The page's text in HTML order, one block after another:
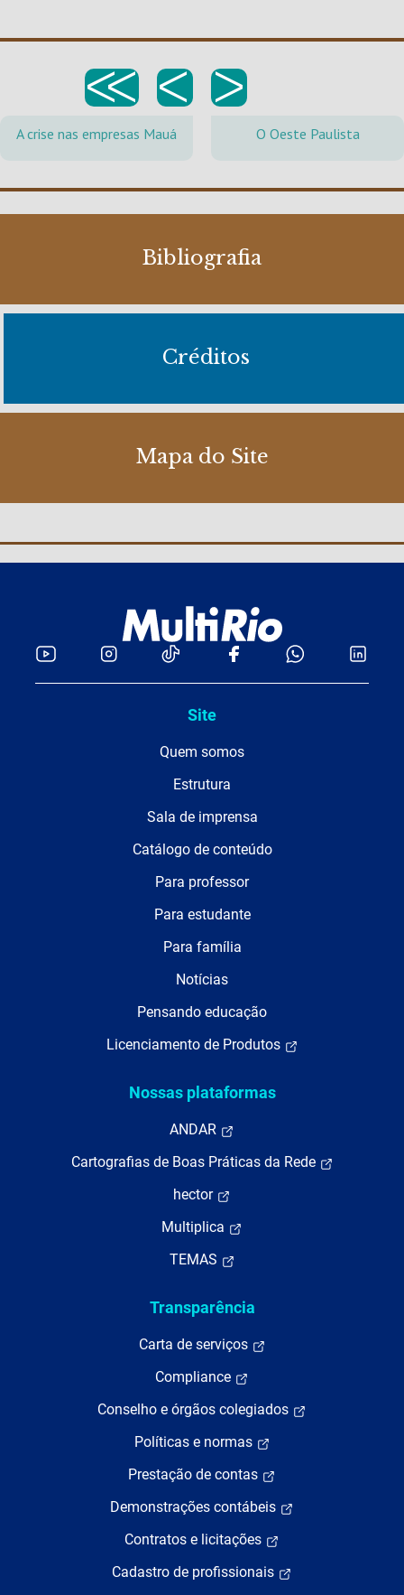
<< < >
A crise nas empresas Mauá O Oeste Paulista
Bibliografia
Créditos
Mapa do Site
Site
Quem somos
Estrutura
Sala de imprensa
Catálogo de conteúdo
Para professor
Para estudante
Para família
Notícias
Pensando educação
Licenciamento de Produtos
Nossas plataformas
ANDAR
Cartografias de Boas Práticas da Rede
hector
Multiplica
TEMAS
Transparência
Carta de serviços
Compliance
Conselho e órgãos colegiados
Políticas e normas
Prestação de contas
Demonstrações contábeis
Contratos e licitações
Cadastro de profissionais